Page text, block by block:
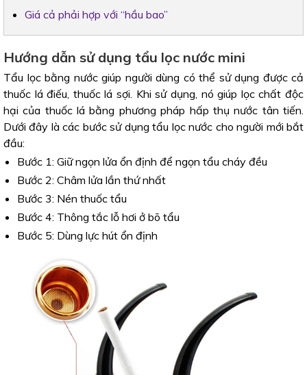
Giá cả phải hợp với “hầu bao”
Hướng dẫn sử dụng tẩu lọc nước mini
Tẩu lọc bằng nước giúp người dùng có thể sử dụng được cả
thuốc lá điếu, thuốc lá sợi. Khi sử dụng, nó giúp lọc chất độc
hại của thuốc lá bằng phương pháp hấp thụ nước tân tiến.
Dưới đây là các bước sử dụng tẩu lọc nước cho người mới bắt
đầu:
Bước 1: Giữ ngọn lửa ổn định để ngọn tẩu cháy đều
Bước 2: Châm lửa lần thứ nhất
Bước 3: Nén thuốc tẩu
Bước 4: Thông tắc lỗ hơi ở bõ tẩu
Bước 5: Dùng lực hút ổn định